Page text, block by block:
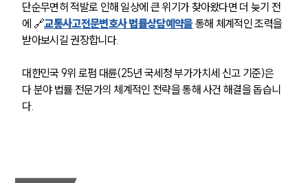
단순무면허 적발로 인해 일상에 큰 위기가 찾아왔다면 더 늦기 전
에 🔗교통사고전문변호사 법률상담예약을 통해 체계적인 조력을
받아보시길 권장합니다.
대한민국 9위 로펌 대륜(25년 국세청 부가가치세 신고 기준)은
다 분야 법률 전문가의 체계적인 전략을 통해 사건 해결을 돕습니
다.